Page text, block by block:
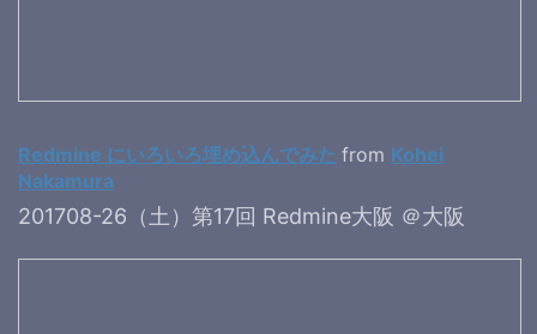
Redmine にいろいろ埋め込んでみた from Kohei
Nakamura
201708-26（土）第17回 Redmine大阪 ＠大阪